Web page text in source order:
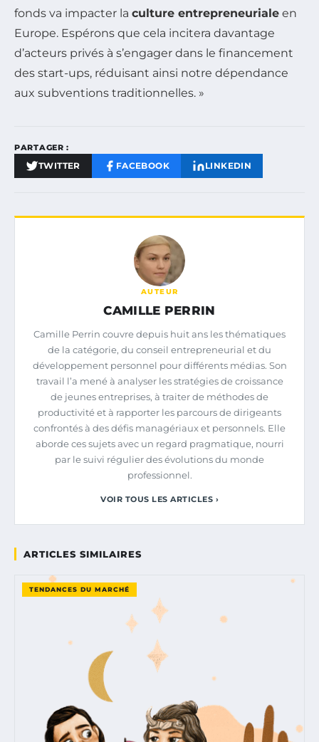
fonds va impacter la culture entrepreneuriale en
Europe. Espérons que cela incitera davantage
d’acteurs privés à s’engager dans le financement
des start-ups, réduisant ainsi notre dépendance
aux subventions traditionnelles. »
PARTAGER :
TWITTER FACEBOOK LINKEDIN
AUTEUR
CAMILLE PERRIN
Camille Perrin couvre depuis huit ans les thématiques
de la catégorie, du conseil entrepreneurial et du
développement personnel pour différents médias. Son
travail l’a mené à analyser les stratégies de croissance
de jeunes entreprises, à traiter de méthodes de
productivité et à rapporter les parcours de dirigeants
confrontés à des défis managériaux et personnels. Elle
aborde ces sujets avec un regard pragmatique, nourri
par le suivi régulier des évolutions du monde
professionnel.
VOIR TOUS LES ARTICLES ›
ARTICLES SIMILAIRES
TENDANCES DU MARCHÉ